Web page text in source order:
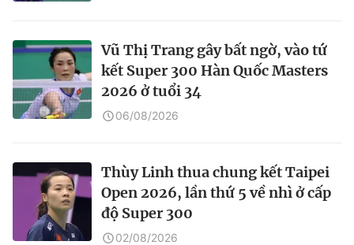
Vũ Thị Trang gây bất ngờ, vào tứ
kết Super 300 Hàn Quốc Masters
2026 ở tuổi 34
06/08/2026
Thùy Linh thua chung kết Taipei
Open 2026, lần thứ 5 về nhì ở cấp
độ Super 300
02/08/2026